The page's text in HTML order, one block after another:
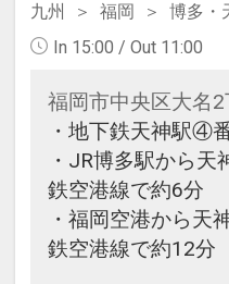
九州 福岡
博多・
In 15:00 / Out 11:00
福岡市中央区大名
・地下鉄天神駅④
・JR博多駅から
鉄空港線で約6分
・福岡空港から天
鉄空港線で約12分